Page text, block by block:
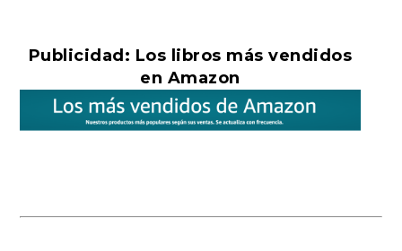
Publicidad: Los libros más vendidos
en Amazon